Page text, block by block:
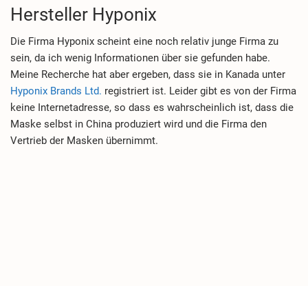
Hersteller Hyponix
Die Firma Hyponix scheint eine noch relativ junge Firma zu
sein, da ich wenig Informationen über sie gefunden habe.
Meine Recherche hat aber ergeben, dass sie in Kanada unter
Hyponix Brands Ltd. registriert ist. Leider gibt es von der Firma
keine Internetadresse, so dass es wahrscheinlich ist, dass die
Maske selbst in China produziert wird und die Firma den
Vertrieb der Masken übernimmt.